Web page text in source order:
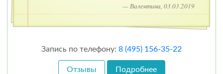
— Валентина, 03.03.2019
Запись по телефону: 8 (495) 156-35-22
Отзывы Подробнее